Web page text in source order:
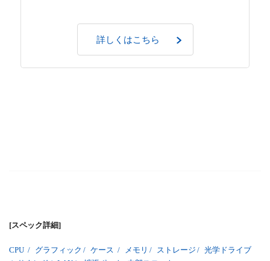
詳しくはこちら
[スペック詳細]
CPU / グラフィック / ケース / メモリ / ストレージ / 光学ドライブ